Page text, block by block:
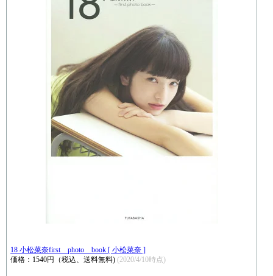
18 小松菜奈first photo book [ 小松菜奈 ]
価格：1540円（税込、送料無料)(2020/4/10時点)